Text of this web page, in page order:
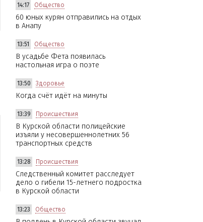
14:17 Общество
60 юных курян отправились на отдых
в Анапу
13:51 Общество
В усадьбе Фета появилась
настольная игра о поэте
13:50 Здоровье
Когда счёт идёт на минуты
13:39 Происшествия
В Курской области полицейские
изъяли у несовершеннолетних 56
транспортных средств
13:28 Происшествия
Следственный комитет расследует
дело о гибели 15-летнего подростка
в Курской области
13:23 Общество